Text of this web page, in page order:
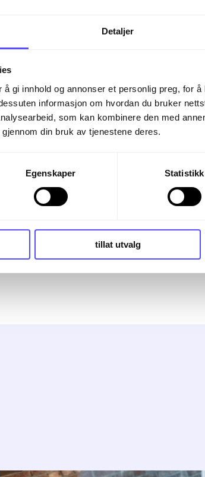
Detaljer
gi innhold og annonser et personlig preg, for
informasjon om hvordan du bruker
som kan kombinere den med
din bruk av tjenestene deres.
Egenskaper Statistikk
tillat utvalg
i
Bidrar til å måle
ved å matche
med regnskapsloven:
informasjon.